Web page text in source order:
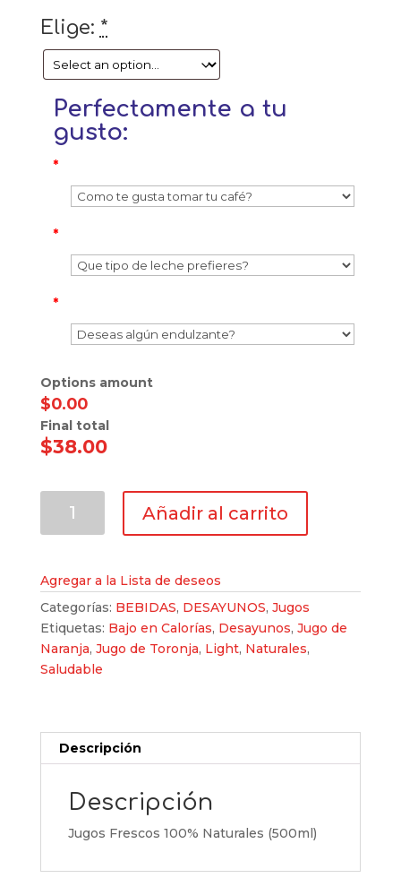
Elige: *
Perfectamente a tu
gusto:
*
*
*
Options amount
$0.00
Final total
$38.00
Naturales
Añadir al carrito
Agregar a la Lista de deseos
Categorías: BEBIDAS, DESAYUNOS, Jugos
Etiquetas: Bajo en Calorías, Desayunos, Jugo de
Naranja, Jugo de Toronja, Light, Naturales,
Saludable
Descripción
Descripción
Jugos Frescos 100% Naturales (500ml)